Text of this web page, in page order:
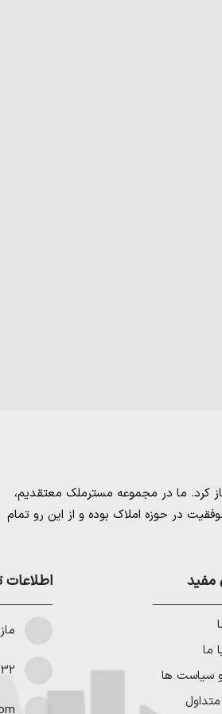
مسترملک معتقدیم،
در حوزه املاک بوده و از این رو تمام
ها را برای مشتریانمان به ارمغان
،خرید زمین در نوشهر
خرید زمین در
شمال،خرید ویلا در نور
خرید ویلا در
و
مفید
ما
و سیاست ها